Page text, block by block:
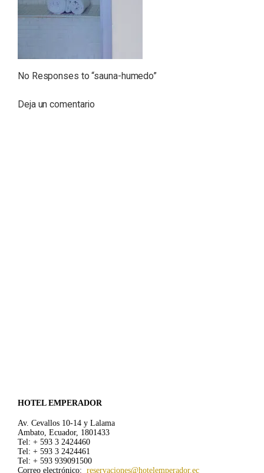
No Responses to “sauna-humedo”
Deja un comentario
HOTEL EMPERADOR
Av. Cevallos 10-14 y Lalama
Ambato, Ecuador, 1801433
Tel: + 593 3 2424460
Tel: + 593 3 2424461
Tel: + 593 939091500
Correo electrónico: reservaciones@hotelemperador.ec